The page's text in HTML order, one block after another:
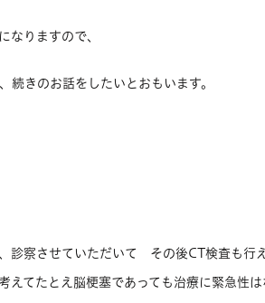
なりますので、
きのお話をしたいとおもいます。
診察させていただいて その後CT検査も行
えてたとえ脳梗塞であっても治療に緊急性